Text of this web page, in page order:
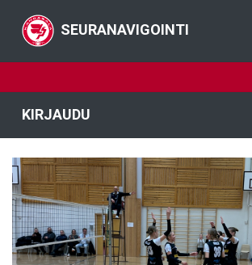
SEURANAVIGOINTI
KIRJAUDU